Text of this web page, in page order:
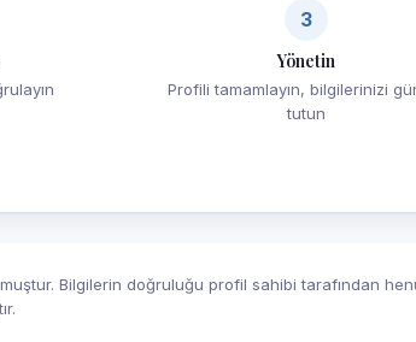
3
Yönetin
Profili tamamlayın, bilgilerinizi
tutun
Bilgilerin doğruluğu profil sahibi tarafından